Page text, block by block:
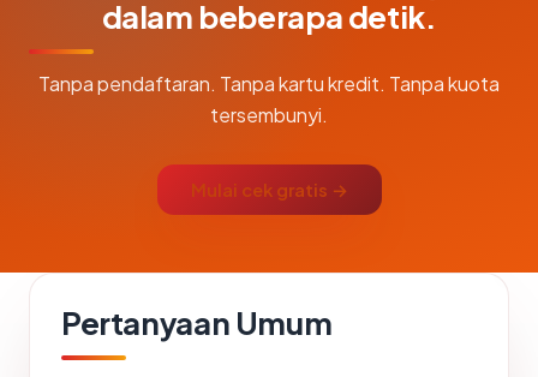
dalam beberapa detik.
Tanpa pendaftaran. Tanpa kartu kredit. Tanpa kuota
tersembunyi.
Mulai cek gratis →
Pertanyaan Umum